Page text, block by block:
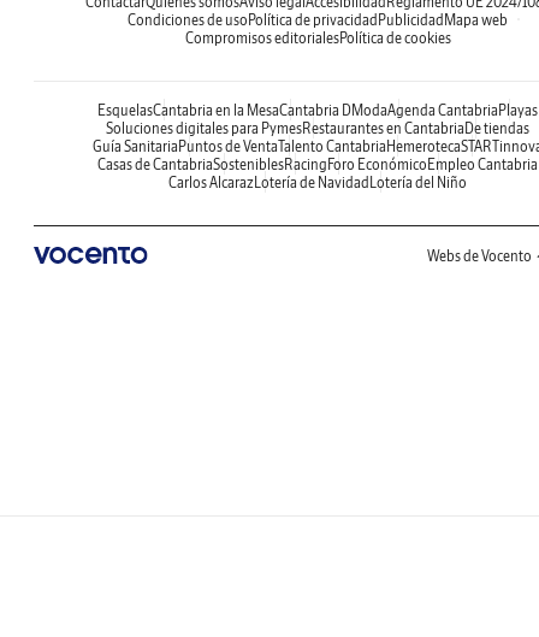
Condiciones de uso Política de privacidad Publicidad Mapa web
Compromisos editorialesPolítica de cookies
EsquelasCantabria en la MesaCantabria DModaAgenda Cantabria Playas
Soluciones digitales para PymesRestaurantes en Cantabria De tiendas
Guía Sanitaria Puntos de VentaTalento Cantabria Hemeroteca
Casas de CantabriaSosteniblesRacing Foro Económico Empleo Cantabria
Carlos Alcaraz Lotería de Navidad Lotería del Niño
Webs de Vocento